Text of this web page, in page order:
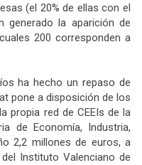
(el 20% de ellas con el
generado la aparición de
200 corresponden a
ha hecho un repaso de
pone a disposición de los
propia red de CEEIs de la
de Economía, Industria,
2,2 millones de euros, a
Instituto Valenciano de